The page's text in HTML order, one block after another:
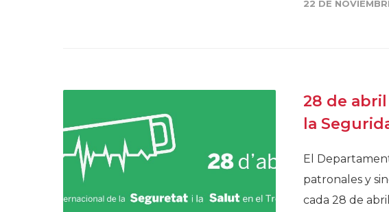
22 DE
28 de
la
El
patronales y
cada 28 de